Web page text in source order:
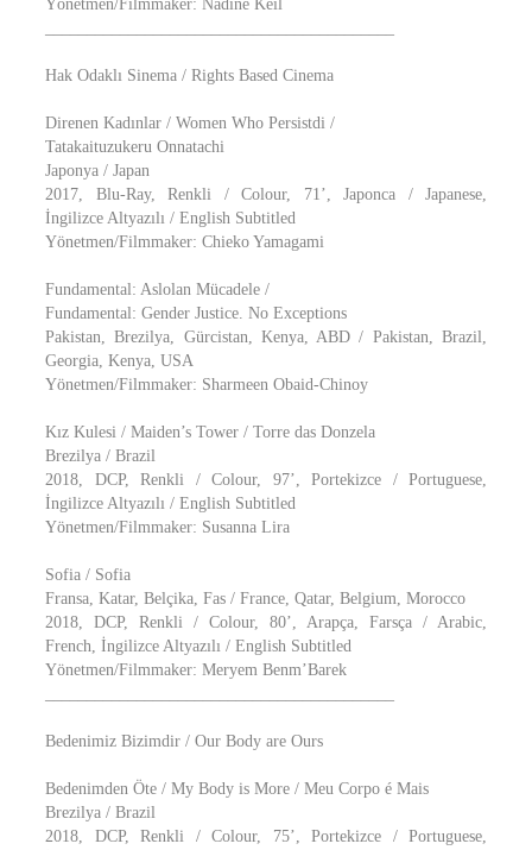
Yönetmen/Filmmaker: Nadine Keil
Hak Odaklı Sinema / Rights Based Cinema
Direnen Kadınlar / Women Who Persistdi /
Tatakaituzukeru Onnatachi
Japonya / Japan
2017, Blu-Ray, Renkli / Colour, 71’, Japonca / Japanese,
İngilizce Altyazılı / English Subtitled
Yönetmen/Filmmaker: Chieko Yamagami
Fundamental: Aslolan Mücadele /
Fundamental: Gender Justice. No Exceptions
Pakistan, Brezilya, Gürcistan, Kenya, ABD / Pakistan, Brazil,
Georgia, Kenya, USA
Yönetmen/Filmmaker: Sharmeen Obaid-Chinoy
Kız Kulesi / Maiden’s Tower / Torre das Donzela
Brezilya / Brazil
2018, DCP, Renkli / Colour, 97’, Portekizce / Portuguese,
İngilizce Altyazılı / English Subtitled
Yönetmen/Filmmaker: Susanna Lira
Sofia / Sofia
Fransa, Katar, Belçika, Fas / France, Qatar, Belgium, Morocco
2018, DCP, Renkli / Colour, 80’, Arapça, Farsça / Arabic,
French, İngilizce Altyazılı / English Subtitled
Yönetmen/Filmmaker: Meryem Benm’Barek
Bedenimiz Bizimdir / Our Body are Ours
Bedenimden Öte / My Body is More / Meu Corpo é Mais
Brezilya / Brazil
2018, DCP, Renkli / Colour, 75’, Portekizce / Portuguese,